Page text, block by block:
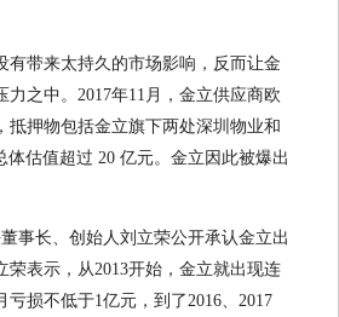
有带来太持久的市场影响，反而让金
力之中。2017年11月，金立供应商欧
抵押物包括金立旗下两处深圳物业和
体估值超过 20 亿元。金立因此被爆出
事长、创始人刘立荣公开承认金立出
荣表示，从2013开始，金立就出现连
损不低于1亿元，到了2016、2017